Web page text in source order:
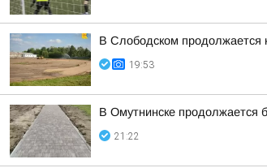
В Слободском продолжается
19:53
В Омутнинске продолжается
21:22